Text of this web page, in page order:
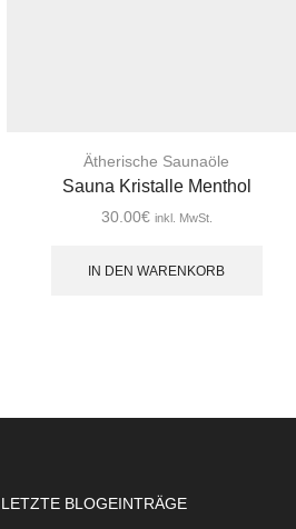
Ätherische Saunaöle
Sauna Kristalle Menthol
30.00€ inkl. MwSt.
IN DEN WARENKORB
LETZTE BLOGEINTRÄGE